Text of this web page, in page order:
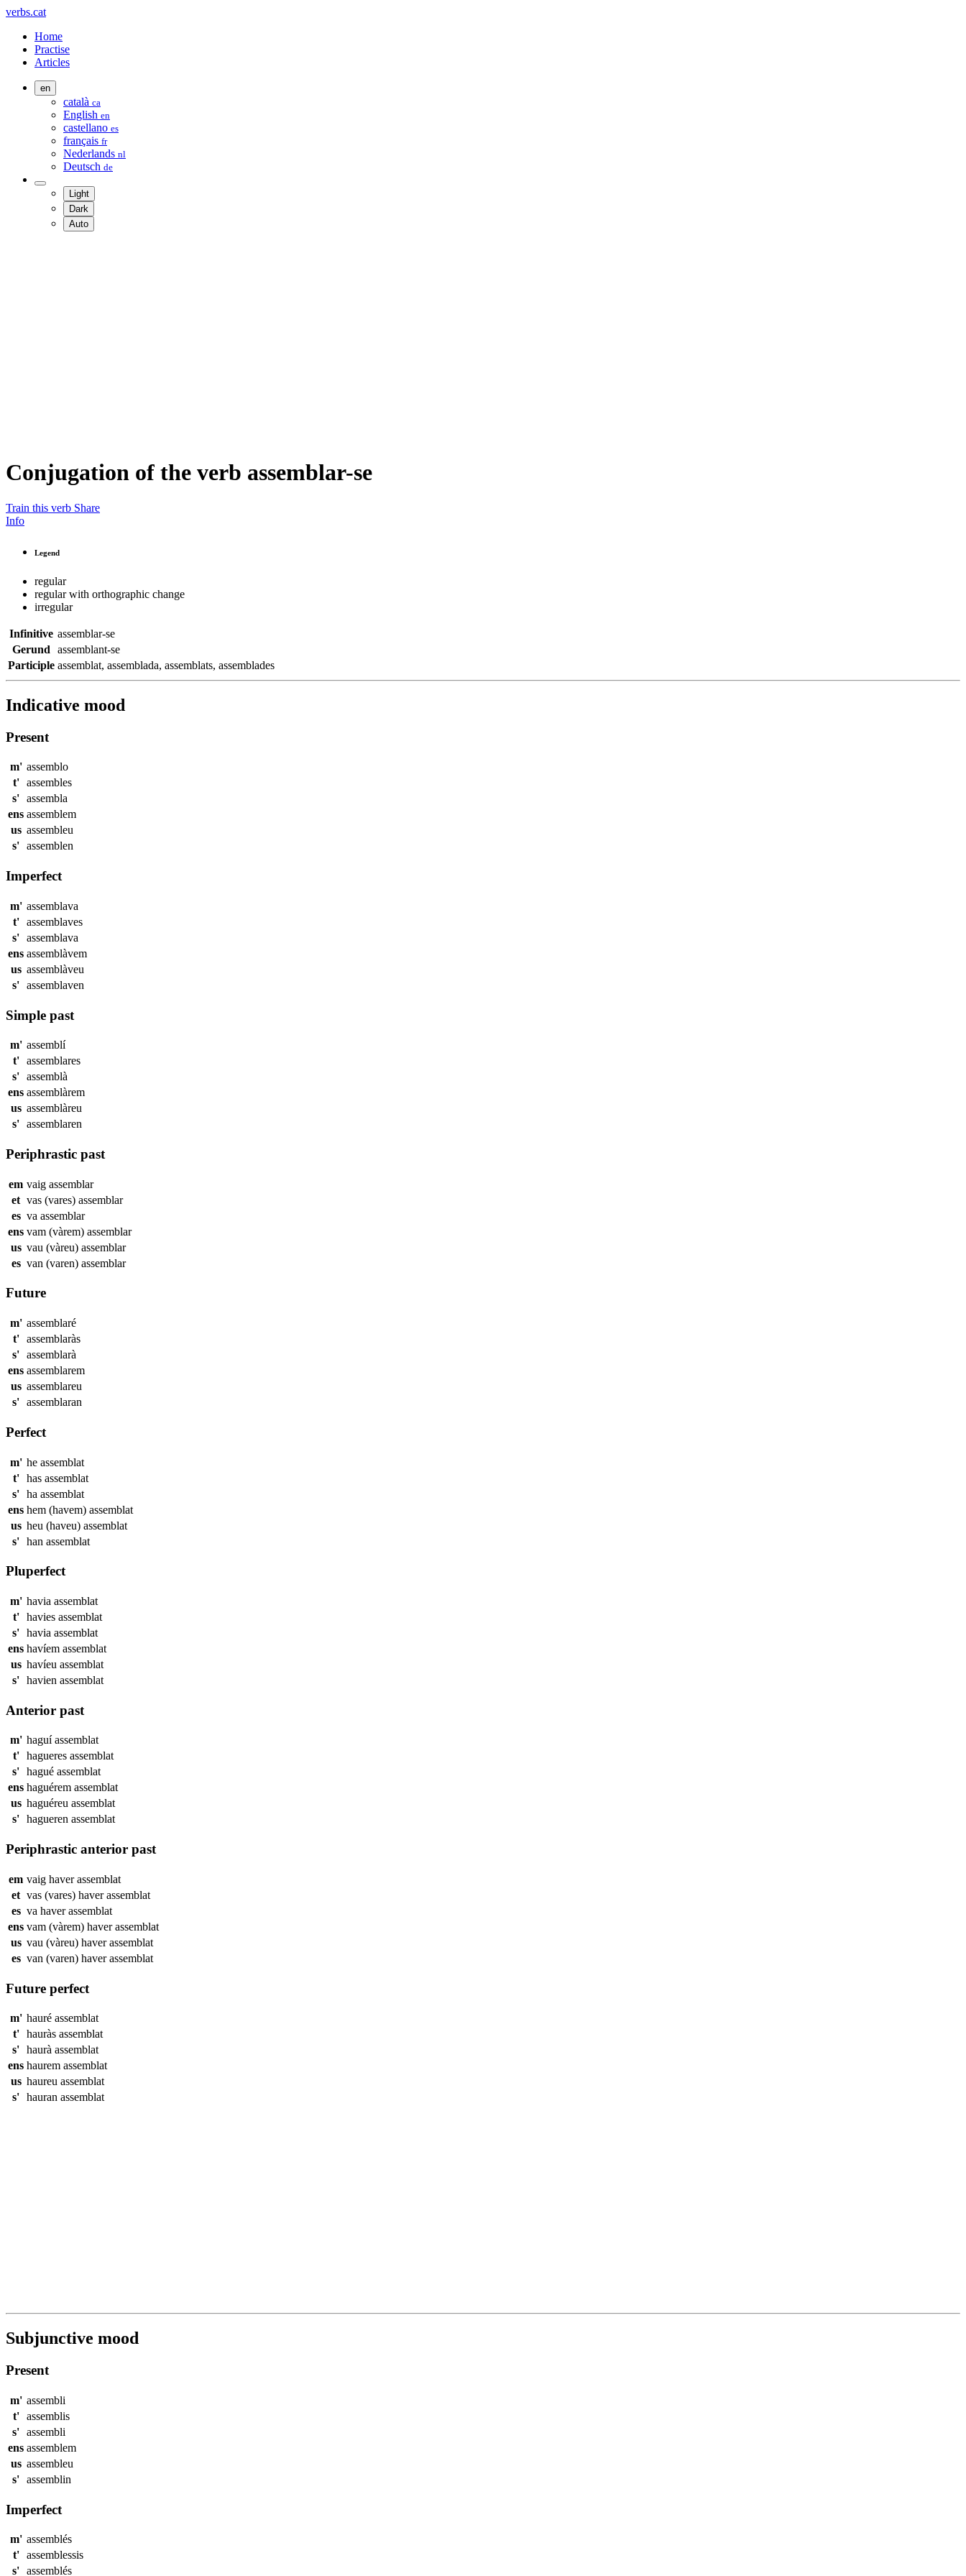
verbs.cat
Home
Practise
Articles
en
català ca
English en
castellano es
français fr
Nederlands nl
Deutsch de
Light
Dark
Auto
Conjugation of the verb assemblar-se
Train this verb Share
Info
Legend
regular
regular with orthographic change
irregular
Infinitive assemblar-se
Gerund
assemblant-se
Participle assemblat, assemblada, assemblats, assemblades
Indicative mood
Present
m' assemblo
t'
assembles
s' assembla
ens assemblem
us assembleu
s' assemblen
Imperfect
m' assemblava
t'
assemblaves
s' assemblava
ens assemblàvem
us assemblàveu
s' assemblaven
Simple past
m' assemblí
t'
assemblares
s' assemblà
ens assemblàrem
us assemblàreu
s' assemblaren
Periphrastic past
em vaig assemblar
et vas (vares) assemblar
es va assemblar
ens vam (vàrem) assemblar
us vau (vàreu) assemblar
es van (varen) assemblar
Future
m' assemblaré
t'
assemblaràs
s' assemblarà
ens assemblarem
us assemblareu
s' assemblaran
Perfect
m' he assemblat
t'
has assemblat
s' ha assemblat
ens hem (havem) assemblat
us heu (haveu) assemblat
s' han assemblat
Pluperfect
m' havia assemblat
t'
havies assemblat
s' havia assemblat
ens havíem assemblat
us havíeu assemblat
s' havien assemblat
Anterior past
m' haguíassemblat
t'
hagueres assemblat
s' hagué assemblat
ens haguérem assemblat
us haguéreu assemblat
s' hagueren assemblat
Periphrastic anterior past
em vaig haverassemblat
et vas (vares) haverassemblat
es va haverassemblat
ens vam (vàrem) haverassemblat
us vau (vàreu) haverassemblat
es van (varen) haverassemblat
Future perfect
m' hauré assemblat
t'
hauràs assemblat
s' haurà assemblat
ens haurem assemblat
us haureu assemblat
s' hauran assemblat
Subjunctive mood
Present
m' assembli
t'
assemblis
s' assembli
ens assemblem
us assembleu
s' assemblin
Imperfect
m' assemblés
t'
assemblessis
s' assemblés